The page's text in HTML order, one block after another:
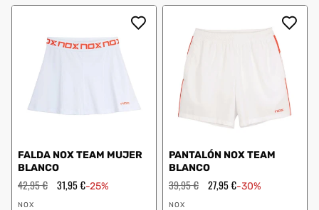
FALDA NOX TEAM MUJER
BLANCO
Precio
habitual
42,95 € Precio
de
31,95 €-25%
Proveedor:
NOX
PANTALÓN NOX TEAM
BLANCO
Precio
habitual
39,95 € Precio
de
27,95 €-30%
Proveedor:
NOX